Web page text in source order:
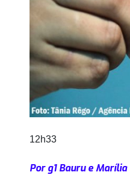
12h33
Por g1 Bauru e Marília